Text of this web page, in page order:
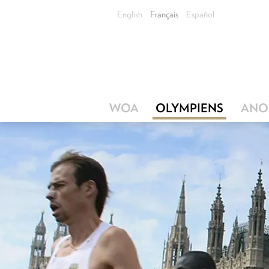
WOA OLYMPIENS
English Français Español